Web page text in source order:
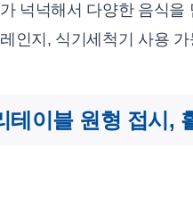
넉넉해서 다양한 음식을
인지, 식기세척기 사용
테이블 원형 접시,